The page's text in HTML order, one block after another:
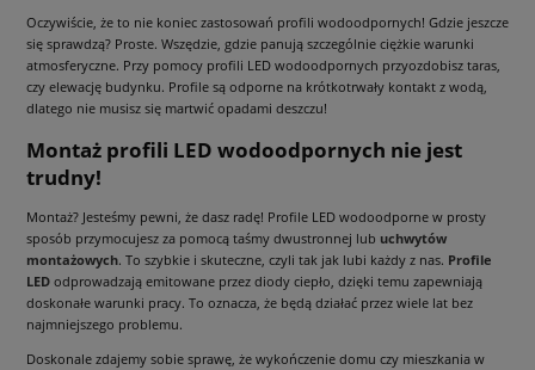
Oczywiście, że to nie koniec zastosowań profili wodoodpornych! Gdzie jeszcze
się sprawdzą? Proste. Wszędzie, gdzie panują szczególnie ciężkie warunki
atmosferyczne. Przy pomocy profili LED wodoodpornych przyozdobisz taras,
czy elewację budynku. Profile są odporne na krótkotrwały kontakt z wodą,
dlatego nie musisz się martwić opadami deszczu!
Montaż profili LED wodoodpornych nie jest
trudny!
Montaż? Jesteśmy pewni, że dasz radę! Profile LED wodoodporne w prosty
sposób przymocujesz za pomocą taśmy dwustronnej lub uchwytów
montażowych. To szybkie i skuteczne, czyli tak jak lubi każdy z nas. Profile
LED odprowadzają emitowane przez diody ciepło, dzięki temu zapewniają
doskonałe warunki pracy. To oznacza, że będą działać przez wiele lat bez
najmniejszego problemu.
Doskonale zdajemy sobie sprawę, że wykończenie domu czy mieszkania w